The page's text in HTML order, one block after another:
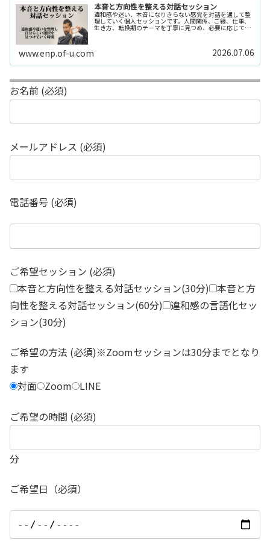
本音と方向性を整える対話セッション
違和感や迷い、本音になりきらない感覚を対話を通して整
理していく個人セッションです。人間関係、ご縁、仕事、
生き方、転換期のテーマを丁寧に見つめ、必要に応じてカ
ードや感性の視点も補助的に用います。
www.enp.of-u.com 2026.07.06
お名前 (必須)
メールアドレス (必須)
電話番号 (必須)
ご希望セッション (必須)
本音と方向性を整える対話セッション(30分) 本音と方
向性を整える対話セッション(60分) 違和感の言語化セッ
ション(30分)
ご希望の方法 (必須)※Zoomセッションは30分までとなり
ます
対面 Zoom LINE
ご希望の時間 (必須)
分
ご希望日（必須）